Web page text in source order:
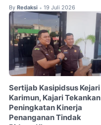
By Redaksi • 19 Juli 2026
Sertijab Kasipidsus Kejari
Karimun, Kajari Tekankan
Peningkatan Kinerja
Penanganan Tindak